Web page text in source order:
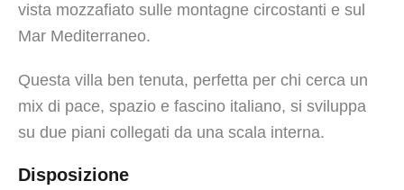
vista mozzafiato sulle montagne circostanti e sul
Mar Mediterraneo.
Questa villa ben tenuta, perfetta per chi cerca un
mix di pace, spazio e fascino italiano, si sviluppa
su due piani collegati da una scala interna.
Disposizione